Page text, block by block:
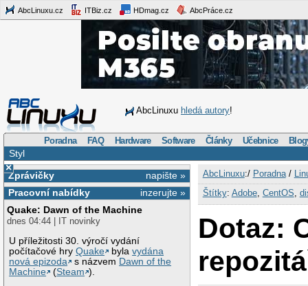
AbcLinuxu.cz ITBiz.cz HDmag.cz AbcPráce.cz
AbcLinuxu hledá autory!
Poradna FAQ Hardware Software Články Učebnice
Styl
×
napište »
Zprávičky
inzerujte »
Pracovní nabídky
Quake: Dawn of the Machine
dnes 04:44 | IT novinky
U příležitosti 30. výročí vydání
počítačové hryQuake bylavydána
nová epizoda
s názvem Dawn of the
Machine
(Steam ).
AbcLinuxu:/ Poradna/
Štítky: Adobe, CentOS
Dotaz: